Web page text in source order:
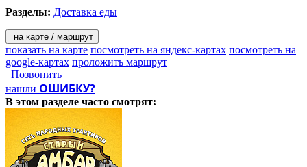
Разделы: Доставка еды
на карте / маршрут
показать на карте посмотреть на яндекс-картах посмотреть на
google-картах проложить маршрут
Позвонить
нашли ОШИБКУ?
В этом разделе часто смотрят: